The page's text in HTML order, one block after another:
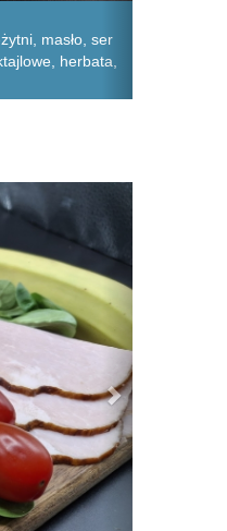
masło, ser
herbata,